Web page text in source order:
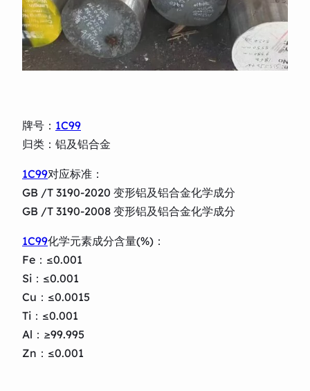
牌号： 1C99
归类：铝及铝合金
1C99对应标准：
GB /T 3190-2020 变形铝及铝合金化学成分
GB /T 3190-2008 变形铝及铝合金化学成分
1C99化学元素成分含量(%)：
Fe：≤0.001
Si：≤0.001
Cu：≤0.0015
Ti：≤0.001
Al：≥99.995
Zn：≤0.001